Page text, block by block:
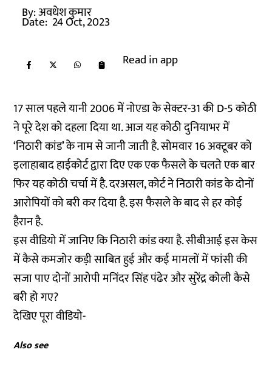
By:अवधेश कुमार
Date: 24 Oct, 2023
Read in app
17 साल पहले यानी 2006 में नोएडा के सेक्टर-31 की D-5 कोठी
ने पूरे देश को दहला दिया था. आज यह कोठी दुनियाभर में
‘निठारी कांड’ के नाम से जानी जाती है. सोमवार 16 अक्टूबर को
इलाहाबाद हाईकोर्ट द्वारा दिए एक एक फैसले के चलते एक बार
फिर यह कोठी चर्चा में है. दरअसल, कोर्ट ने निठारी कांड के दोनों
आरोपियों को बरी कर दिया है. इस फैसले के बाद से हर कोई
हैरान है.
इस वीडियो में जानिए कि निठारी कांड क्या है. सीबीआई इस केस
में कैसे कमजोर कड़ी साबित हुई और कई मामलों में फांसी की
सजा पाए दोनों आरोपी मनिंदर सिंह पंढेर और सुरेंद्र कोली कैसे
बरी हो गए?
देखिए पूरा वीडियो-
Also see